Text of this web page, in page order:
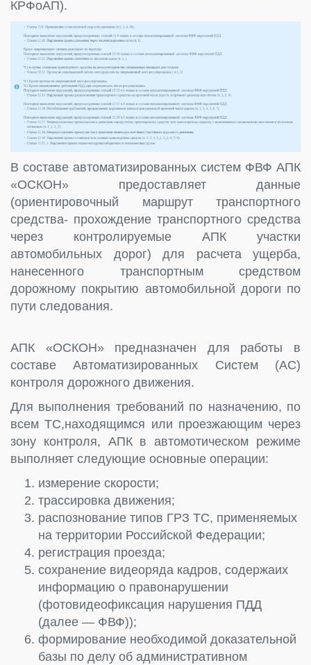
КРФоАП).
В составе автоматизированных систем ФВФ АПК
«ОСКОН» предоставляет данные
(ориентировочный маршрут транспортного
средства- прохождение транспортного средства
через контролируемые АПК участки
автомобильных дорог) для расчета ущерба,
нанесенного транспортным средством
дорожному покрытию автомобильной дороги по
пути следования.
АПК «ОСКОН» предназначен для работы в
составе Автоматизированных Систем (АС)
контроля дорожного движения.
Для выполнения требований по назначению, по
всем ТС,находящимся или проезжающим через
зону контроля, АПК в автомотическом режиме
выполняет следующие основные операции:
измерение скорости;
трассировка движения;
распознование типов ГРЗ ТС, применяемых
на территории Российской Федерации;
регистрация проезда;
сохранение видеоряда кадров, содержаих
информацию о правонарушении
(фотовидеофиксация нарушения ПДД
(далее — ФВФ));
формирование необходимой доказательной
базы по делу об административном